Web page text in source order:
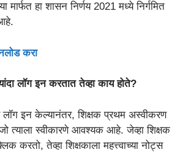
मार्फत हा शासन निर्णय 2021 मध्ये निर्गमित
करा
लॉग इन करतात तेव्हा काय होते?
लॉग इन केल्यानंतर, शिक्षक प्रथम अस्वीकरण
त्याला स्वीकारणे आवश्यक आहे. जेव्हा शिक्षक
करतो, तेव्हा शिक्षकाला महत्त्वाच्या नोट्स